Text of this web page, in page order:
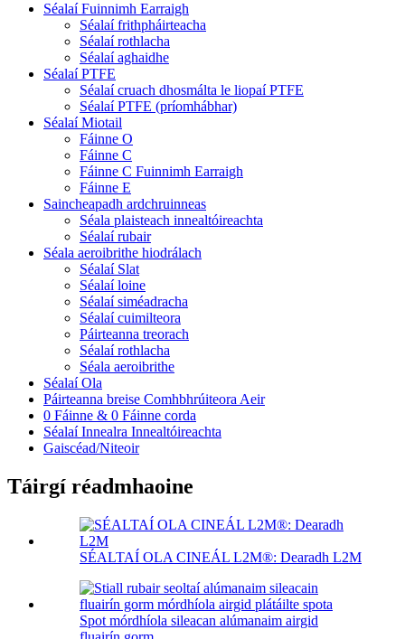
Séalaí Fuinnimh Earraigh
Séalaí frithpháirteacha
Séalaí rothlacha
Séalaí aghaidhe
Séalaí PTFE
Séalaí cruach dhosmálta le liopaí PTFE
Séalaí PTFE (príomhábhar)
Séalaí Miotail
Fáinne O
Fáinne C
Fáinne C Fuinnimh Earraigh
Fáinne E
Saincheapadh ardchruinneas
Séala plaisteach innealtóireachta
Séalaí rubair
Séala aeroibrithe hiodrálach
Séalaí Slat
Séalaí loine
Séalaí siméadracha
Séalaí cuimilteora
Páirteanna treorach
Séalaí rothlacha
Séala aeroibrithe
Séalaí Ola
Páirteanna breise Comhbhrúiteora Aeir
0 Fáinne & 0 Fáinne corda
Séalaí Innealra Innealtóireachta
Gaiscéad/Niteoir
Táirgí réadmhaoine
SÉALTAÍ OLA CINEÁL L2M®: Dearadh L2M
Spot mórdhíola sileacan alúmanaim airgid